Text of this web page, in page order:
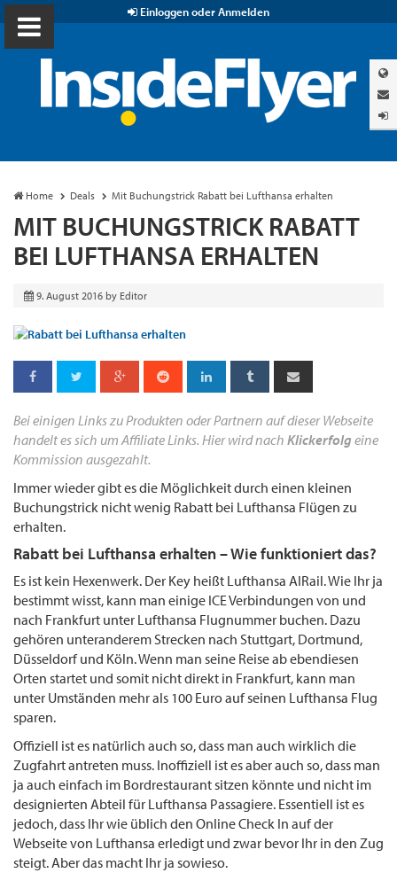
Einloggen oder Anmelden
Home Deals Mit Buchungstrick Rabatt bei Lufthansa erhalten
MIT BUCHUNGSTRICK RABATT
BEI LUFTHANSA ERHALTEN
9. August 2016 by Editor
Bei einigen Links zu Produkten oder Partnern auf dieser Webseite
handelt es sich um Affiliate Links. Hier wird nach Klickerfolg eine
Kommission ausgezahlt.
Immer wieder gibt es die Möglichkeit durch einen kleinen
Buchungstrick nicht wenig Rabatt bei Lufthansa Flügen zu
erhalten.
Rabatt bei Lufthansa erhalten – Wie funktioniert das?
Es ist kein Hexenwerk. Der Key heißt Lufthansa AIRail. Wie Ihr ja
bestimmt wisst, kann man einige ICE Verbindungen von und
nach Frankfurt unter Lufthansa Flugnummer buchen. Dazu
gehören unteranderem Strecken nach Stuttgart, Dortmund,
Düsseldorf und Köln. Wenn man seine Reise ab ebendiesen
Orten startet und somit nicht direkt in Frankfurt, kann man
unter Umständen mehr als 100 Euro auf seinen Lufthansa Flug
sparen.
Offiziell ist es natürlich auch so, dass man auch wirklich die
Zugfahrt antreten muss. Inoffiziell ist es aber auch so, dass man
ja auch einfach im Bordrestaurant sitzen könnte und nicht im
designierten Abteil für Lufthansa Passagiere. Essentiell ist es
jedoch, dass Ihr wie üblich den Online Check In auf der
Webseite von Lufthansa erledigt und zwar bevor Ihr in den Zug
steigt. Aber das macht Ihr ja sowieso.